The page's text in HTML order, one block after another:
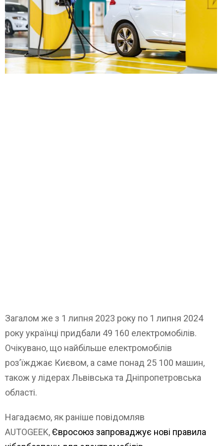
Загалом же з 1 липня 2023 року по 1 липня 2024
року українці придбали 49 160 електромобілів.
Очікувано, що найбільше електромобілів
роз’їжджає Києвом, а саме понад 25 100 машин,
також у лідерах Львівська та Дніпропетровська
області.
Нагадаємо, як раніше повідомляв
AUTOGEEK, Євросоюз запроваджує нові правила